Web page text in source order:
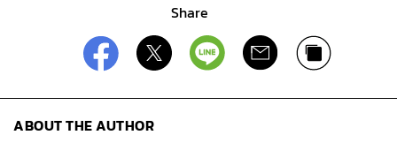
Share
ABOUT THE AUTHOR